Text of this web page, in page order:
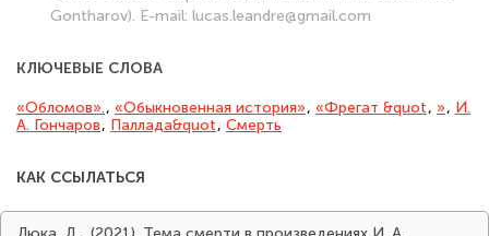
Gontharov). E-mail: lucas.leandre@gmail.com
КЛЮЧЕВЫЕ СЛОВА
«Обломов»., «Обыкновенная история», «Фрегат &quot, », И.
А. Гончаров, Паллада&quot, Смерть
КАК ССЫЛАТЬСЯ